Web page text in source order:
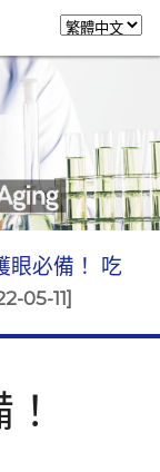
眼必備！ 吃
05-11]